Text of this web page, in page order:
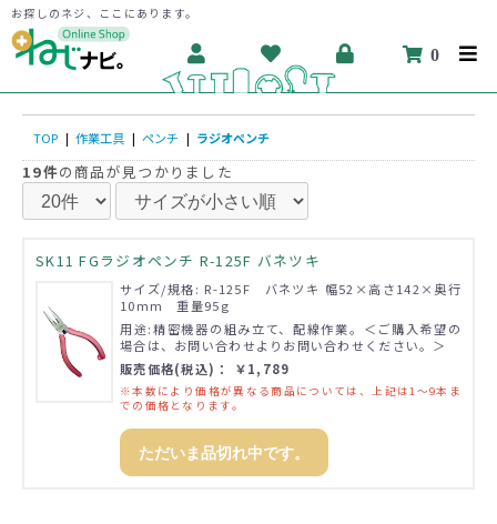
お探しのネジ、ここにあります。
0
TOP | 作業工具 | ペンチ | ラジオペンチ
19件の商品が見つかりました
SK11 FGラジオペンチ R-125F バネツキ
サイズ/規格: R-125F バネツキ 幅52×高さ142×奥行
10mm 重量95g
用途:精密機器の組み立て、配線作業。＜ご購入希望の
場合は、お問い合わせよりお問い合わせください。＞
販売価格(税込)： ￥1,789
※本数により価格が異なる商品については、上記は1～9本ま
での価格となります。
ただいま品切れ中です。